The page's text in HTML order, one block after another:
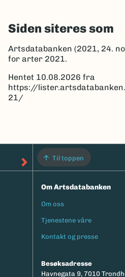
Siden siteres som
Artsdatabanken (2021, 24.
for arter 2021.
Hentet 10.08.2026 fra
https://
21/
Til toppen
Om Artsdatabanken
Footermeny
Om oss
Tjenestene våre
Kontakt og presse
Besøksadresse
Havnegata 9, 7010